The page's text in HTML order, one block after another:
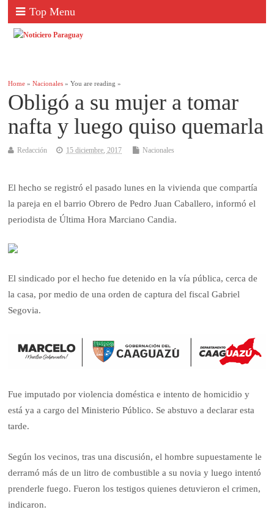
Top Menu
Home »Nacionales » You are reading »
Obligó a su mujer a tomar
nafta y luego quiso quemarla
Redacción 15 diciembre, 2017 Nacionales
El hecho se registró el pasado lunes en la vivienda que compartía
la pareja en el barrio Obrero de Pedro Juan Caballero, informó el
periodista de Última Hora Marciano Candia.
El sindicado por el hecho fue detenido en la vía pública, cerca de
la casa, por medio de una orden de captura del fiscal Gabriel
Segovia.
Fue imputado por violencia doméstica e intento de homicidio y
está ya a cargo del Ministerio Público. Se abstuvo a declarar esta
tarde.
Según los vecinos, tras una discusión, el hombre supuestamente le
derramó más de un litro de combustible a su novia y luego intentó
prenderle fuego. Fueron los testigos quienes detuvieron el crimen,
indicaron.